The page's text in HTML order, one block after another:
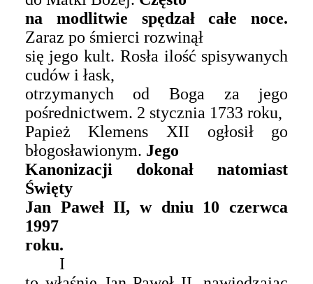
na modlitwie spędzał całe noce.
Zaraz po śmierci rozwinął
się jego kult. Rosła ilość spisywanych
cudów i łask,
otrzymanych od Boga za jego
pośrednictwem. 2 stycznia 1733 roku,
Papież Klemens XII ogłosił go
błogosławionym. Jego
Kanonizacji dokonał natomiast
Święty
Jan Paweł II, w dniu 10czerwca
1997
roku.
I